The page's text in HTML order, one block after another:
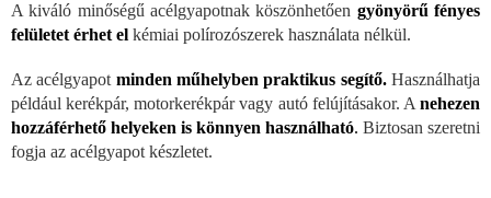
A kiváló minőségű acélgyapotnak köszönhetően gyönyörű fényes
felületet érhet el kémiai polírozószerek használata nélkül.
Az acélgyapot minden műhelyben praktikus segítő.Használhatja
például kerékpár, motorkerékpár vagy autó felújításakor. A nehezen
hozzáférhető helyeken is könnyen használható. Biztosan szeretni
fogja az acélgyapot készletet.